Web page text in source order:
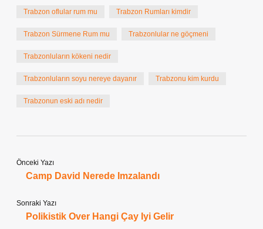
Trabzon oflular rum mu Trabzon Rumları kimdir
Trabzon Sürmene Rum mu Trabzonlular ne göçmeni
Trabzonluların kökeni nedir
Trabzonluların soyu nereye dayanır Trabzonu kim kurdu
Trabzonun eski adı nedir
Önceki Yazı
Camp David Nerede Imzalandı
Sonraki Yazı
Polikistik Over Hangi Çay Iyi Gelir